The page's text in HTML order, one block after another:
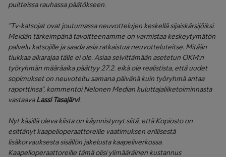
puitteissa rauhassa päätökseen.
”Tv-katsojat ovat joutumassa neuvottelujen keskellä sijaiskärsijöiksi.
Meidän tärkeimpänä tavoitteenamme on varmistaa keskeytymätön
palvelu katsojille ja saada asia ratkaistua neuvotteluteitse. Mitään
tiukkaa aikarajaa tälle ei ole. Asiaa selvittämään asetetun OKM:n
työryhmän määräaika päättyy 27.2. eikä ole realistista, että uudet
sopimukset on neuvoteltu samana päivänä kuin työryhmä antaa
raporttinsa”, kommentoi Nelonen Median kuluttajaliiketoiminnasta
vastaavaLassi Tasajärvi.
Nyt käsillä oleva kiista on käynnistynyt siitä, että Kopiosto on
esittänyt kaapelioperaattoreille vaatimuksen erillisestä
lisäkorvauksesta sisällön jakelusta kaapeliverkossa.
Kaapelioperaattoreille tämä olisi ylimääräinen kustannus